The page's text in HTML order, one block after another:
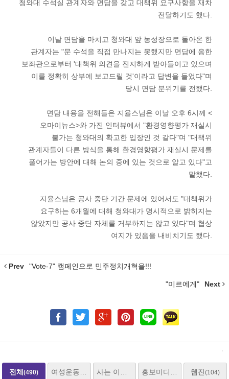
청와대 수석실 관계자와 면담을 갖고 대책위 요구사항을 재차
전달하기도 했다.
이날 면담을 마치고 청와대 앞 농성장으로 돌아온 한
관계자는 "문 수석을 직접 만나지는 못했지만 면담에 응한
보좌관으로부터 '대책위 의견을 진지하게 받아들이고 있으며
이를 정확히 상부에 보고드릴 것'이라고 답변을 들었다"며
당시 면담 분위기를 전했다.
면담 내용을 전해들은 지율스님은 이날 오후 6시께 <
오마이뉴스>와 가진 인터뷰에서 "환경영향평가 재실시
불가는 청와대의 확고한 입장인 것 같다"며 "대책위
관계자들이 다른 방식을 통해 환경영향평가 재실시 문제를
풀어가는 방안에 대해 논의 중에 있는 것으로 알고 있다"고
말했다.
지율스님은 공사 중단 기간 문제에 있어서도 "대책위가
요구하는 6개월에 대해 청와대가 명시적으로 밝히지는
않았지만 공사 중단 자체를 거부하지는 않고 있다"며 협상
여지가 있음을 내비치기도 했다.
Prev "Vote-7" 캠페인으로 민주정치개혁을!!!
"미르에게" Next
전체 (490) (153) 웹진(104)